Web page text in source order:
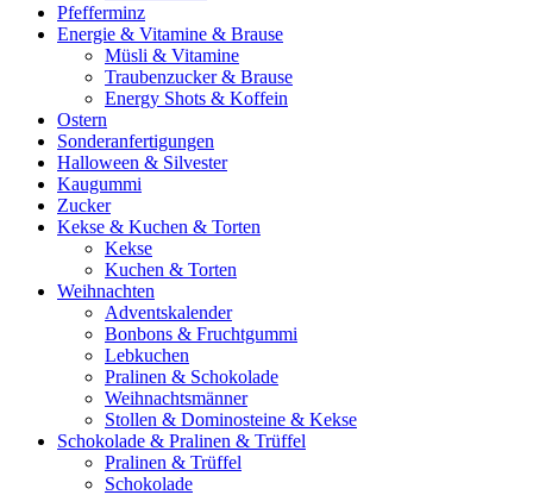
Pfefferminz
Energie & Vitamine & Brause
Müsli & Vitamine
Traubenzucker & Brause
Energy Shots & Koffein
Ostern
Sonderanfertigungen
Halloween & Silvester
Kaugummi
Zucker
Kekse & Kuchen & Torten
Kekse
Kuchen & Torten
Weihnachten
Adventskalender
Bonbons & Fruchtgummi
Lebkuchen
Pralinen & Schokolade
Weihnachtsmänner
Stollen & Dominosteine & Kekse
Schokolade & Pralinen & Trüffel
Pralinen & Trüffel
Schokolade